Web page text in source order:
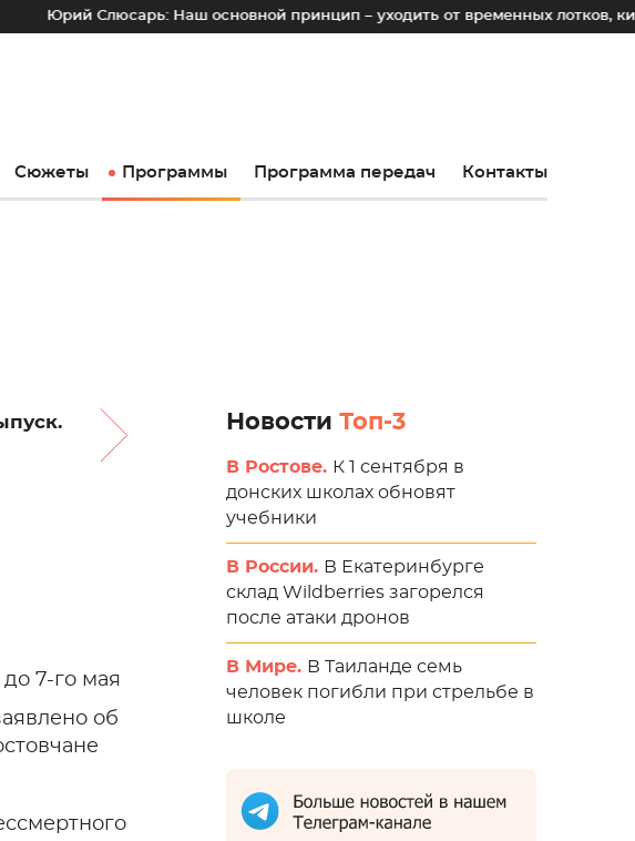
Наш основной принцип – уходить от временных лотков, киосков и
Сюжеты Программы Программа передач Контакты
7-го мая
об
Новости Топ-3
В Ростове. К 1 сентября в
донских школах обновят
учебники
В России. В Екатеринбурге
склад Wildberries загорелся
после атаки дронов
В Мире. В Таиланде семь
человек погибли при стрельбе в
школе